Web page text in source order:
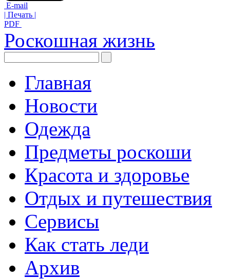
E-mail
| Печать |
PDF
Роскошная жизнь
Главная
Новости
Одежда
Предметы роскоши
Красота и здоровье
Отдых и путешествия
Сервисы
Как стать леди
Архив